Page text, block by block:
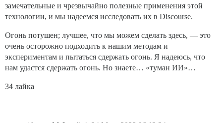
замечательные и чрезвычайно полезные применения этой
технологии, и мы надеемся исследовать их в Discourse.
Огонь потушен; лучшее, что мы можем сделать здесь, — это
очень осторожно подходить к нашим методам и
экспериментам и пытаться сдержать огонь. Я надеюсь, что
нам удастся сдержать огонь. Но знаете… «туман ИИ»…
34 лайка